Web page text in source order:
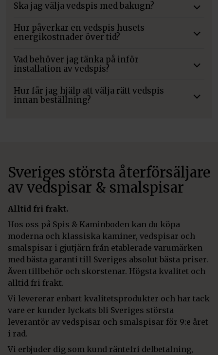
Ska jag välja vedspis med bakugn?
Hur påverkar en vedspis husets
energikostnader över tid?
Vad behöver jag tänka på inför
installation av vedspis?
Hur får jag hjälp att välja rätt vedspis
innan beställning?
Sveriges största återförsäljare
av vedspisar & smalspisar
Alltid fri frakt.
Hos oss på Spis & Kaminboden kan du köpa
moderna och klassiska kaminer, vedspisar och
smalspisar i gjutjärn från etablerade varumärken
med bästa garanti till Sveriges absolut bästa priser.
Även tillbehör och skorstenar. Högsta kvalitet och
alltid fri frakt.
Vi levererar enbart kvalitetsprodukter och har tack
vare er kunder lyckats bli Sveriges största
leverantör av vedspisar och smalspisar för 9:e året
i rad.
Vi erbjuder dig som kund räntefri delbetalning,